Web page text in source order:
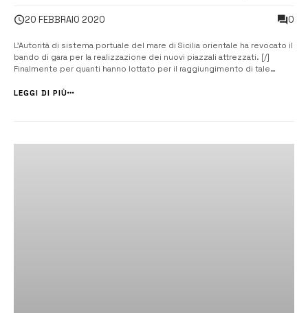
20 FEBBRAIO 2020 0
L’Autorità di sistema portuale del mare di Sicilia orientale ha revocato il
bando di gara per la realizzazione dei nuovi piazzali attrezzati. [/]
Finalmente per quanti hanno lottato per il raggiungimento di tale
Giuseppe Schermi si è conclusa favorevolmente una vicenda che ...
LEGGI DI PIÙ